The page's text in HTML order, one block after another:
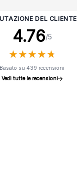
DEL CLIENTE
4.76/5
★★★★★
★★★★★
Basato su 439 recensioni
Vedi tutte le recensioni